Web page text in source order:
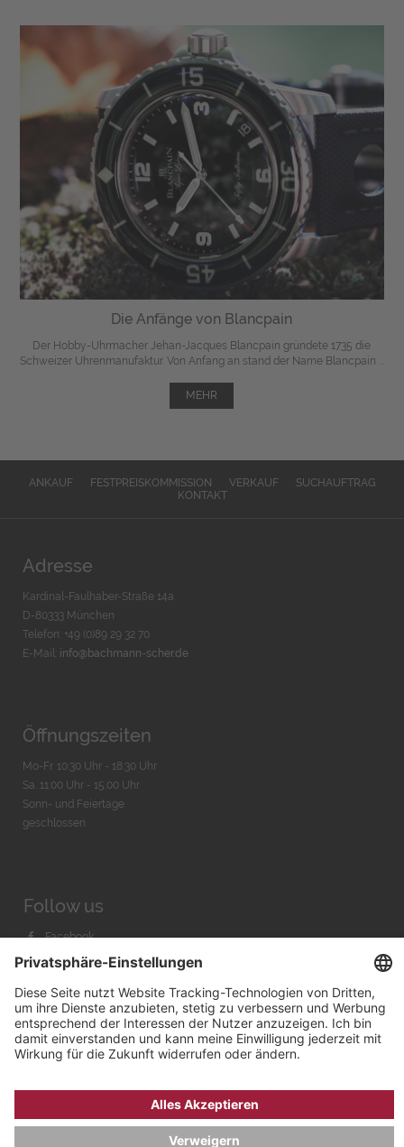
Die Anfänge von Blancpain
Der Hobby-Uhrmacher Jehan-Jacques Blancpain gründete 1735 die
Schweizer Uhrenmanufaktur. Von Anfang an stand der Name Blancpain ...
MEHR
ANKAUF FESTPREISKOMMISSION VERKAUF
SUCHAUFTRAG
KONTAKT
Adresse
Kardinal-Faulhaber-Straße 14a
D-80333 München
Telefon: +49 (0)89 29 32 70
E-Mail: info@bachmann-scher.de
Öffnungszeiten
Mo-Fr. 10:30 Uhr - 18:30 Uhr
Sa. 11:00 Uhr - 15.00 Uhr
Sonn- und Feiertage
geschlossen
Follow us
Facebook
Instagram
Youtube
Bachmann & Scher GmbH / Watchandco GmbH